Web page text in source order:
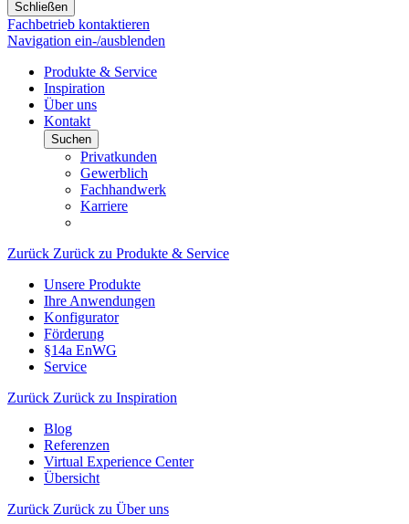
Schließen
Fachbetrieb kontaktieren
Navigation ein-/ausblenden
Produkte & Service
Inspiration
Über uns
Kontakt
Suchen
Privatkunden
Gewerblich
Fachhandwerk
Karriere
Zurück Zurück zu Produkte & Service
Unsere Produkte
Ihre Anwendungen
Konfigurator
Förderung
§14a EnWG
Service
Zurück Zurück zu Inspiration
Blog
Referenzen
Virtual Experience Center
Übersicht
Zurück Zurück zu Über uns